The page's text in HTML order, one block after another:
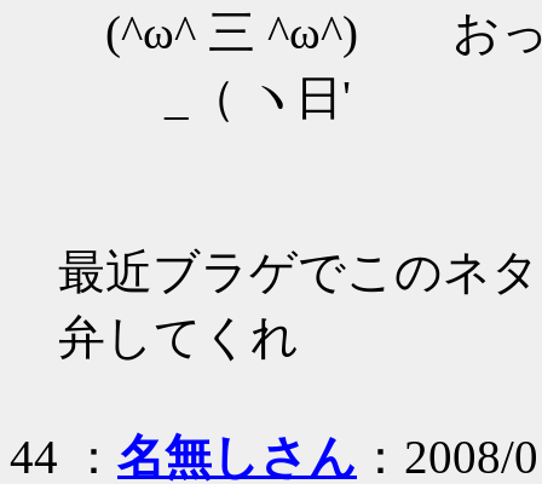
(^ω^ 三 ^ω^) おっ
_（ ヽ日'
最近ブラゲでこのネ
弁してくれ
44 ： 名無しさん ：2008/